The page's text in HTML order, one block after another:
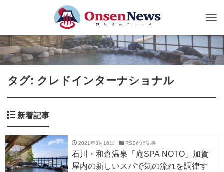
タグ: クレドインターナショナル
新着記事
2021年3月16日 RSS配信記事
石川・和倉温泉「庵SPA NOTO」加賀
屋内の新しいスパで気の流れを調律す